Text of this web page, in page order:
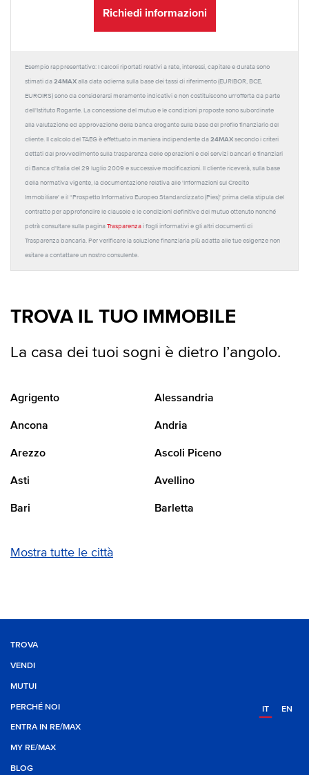
Richiedi informazioni
Esempio rappresentativo: I calcoli riportati relativi a rate, interessi, capitale e durata sono
stimati da 24MAX alla data odierna sulla base dei tassi di riferimento (EURIBOR, BCE,
EUROIRS) sono da considerarsi meramente indicativi e non costituiscono un'offerta da parte
dell'Istituto Rogante. La concessione del mutuo e le condizioni proposte sono subordinate
alla valutazione ed approvazione della banca erogante sulla base del profilo finanziario del
cliente. Il calcolo del TAEG è effettuato in maniera indipendente da 24MAX secondo i criteri
dettati dal provvedimento sulla trasparenza delle operazioni e dei servizi bancari e finanziari
di Banca d'Italia del 29 luglio 2009 e successive modificazioni. Il cliente riceverà, sulla base
della normativa vigente, la documentazione relativa alle 'Informazioni sul Credito
Immobiliare' e il “Prospetto Informativo Europeo Standardizzato (Pies)' prima della stipula del
contratto per approfondire le clausole e le condizioni definitive del mutuo ottenuto nonché
potrà consultare sulla pagina Trasparenza i fogli informativi e gli altri documenti di
Trasparenza bancaria. Per verificare la soluzione finanziaria più adatta alle tue esigenze non
esitare a contattare un nostro consulente.
TROVA IL TUO IMMOBILE
La casa dei tuoi sogni è dietro l’angolo.
Agrigento Alessandria
Ancona Andria
Arezzo Ascoli Piceno
Asti Avellino
Bari Barletta
Mostra tutte le città
TROVA
VENDI
MUTUI
PERCHÉ NOI
ENTRA IN RE/MAX
MY RE/MAX
BLOG
IT EN